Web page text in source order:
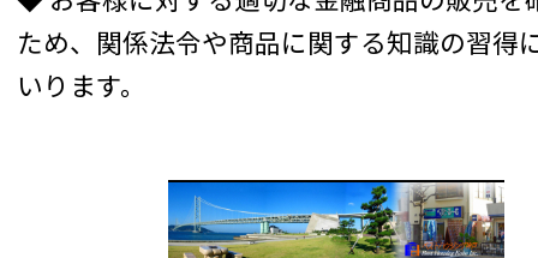
ため、関係法令や商品に関する知識の習得
いります。